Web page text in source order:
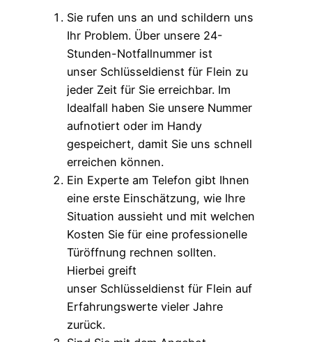
Sie rufen uns an und schildern uns
Ihr Problem. Über unsere 24-
Stunden-Notfallnummer ist
unser Schlüsseldienst für Flein zu
jeder Zeit für Sie erreichbar. Im
Idealfall haben Sie unsere Nummer
aufnotiert oder im Handy
gespeichert, damit Sie uns schnell
erreichen können.
Ein Experte am Telefon gibt Ihnen
eine erste Einschätzung, wie Ihre
Situation aussieht und mit welchen
Kosten Sie für eine professionelle
Türöffnung rechnen sollten.
Hierbei greift
unser Schlüsseldienst für Flein auf
Erfahrungswerte vieler Jahre
zurück.